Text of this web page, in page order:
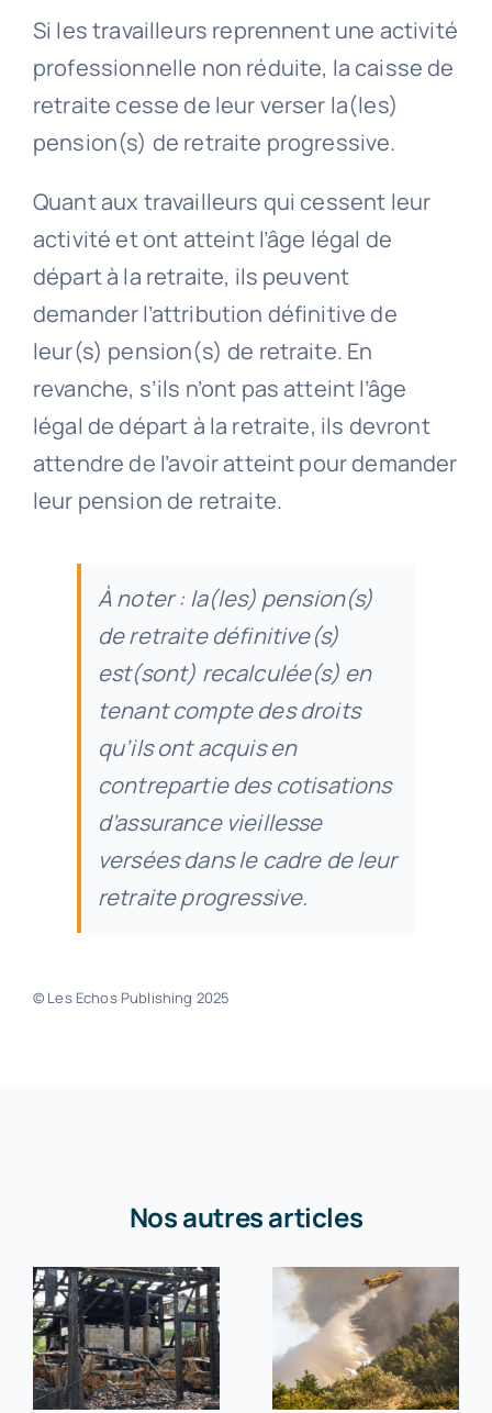
Si les travailleurs reprennent une activité
professionnelle non réduite, la caisse de
retraite cesse de leur verser la(les)
pension(s) de retraite progressive.
Quant aux travailleurs qui cessent leur
activité et ont atteint l’âge légal de
départ à la retraite, ils peuvent
demander l’attribution définitive de
leur(s) pension(s) de retraite. En
revanche, s’ils n’ont pas atteint l’âge
légal de départ à la retraite, ils devront
attendre de l’avoir atteint pour demander
leur pension de retraite.
À noter : la(les) pension(s)
de retraite définitive(s)
est(sont) recalculée(s) en
tenant compte des droits
qu’ils ont acquis en
contrepartie des cotisations
d’assurance vieillesse
versées dans le cadre de leur
retraite progressive.
© Les Echos Publishing 2025
Nos autres articles